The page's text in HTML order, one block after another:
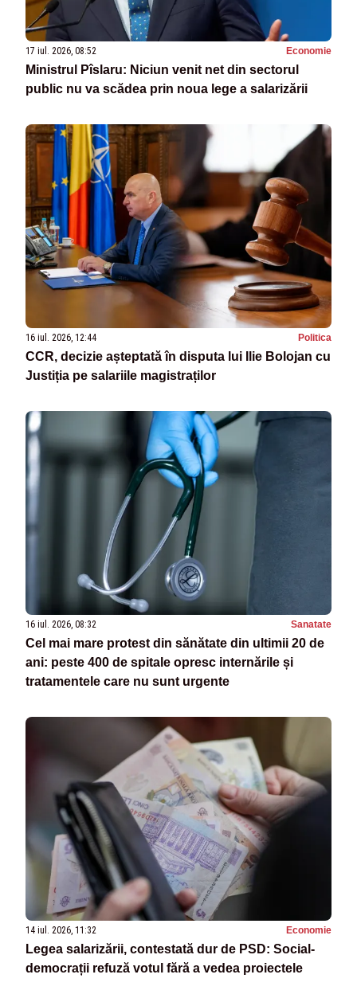
17 iul. 2026, 08:52 Economie
Ministrul Pîslaru: Niciun venit net din sectorul
public nu va scădea prin noua lege a salarizării
16 iul. 2026, 12:44 Politica
CCR, decizie așteptată în disputa lui Ilie Bolojan cu
Justiția pe salariile magistraților
16 iul. 2026, 08:32 Sanatate
Cel mai mare protest din sănătate din ultimii 20 de
ani: peste 400 de spitale opresc internările și
tratamentele care nu sunt urgente
14 iul. 2026, 11:32 Economie
Legea salarizării, contestată dur de PSD: Social-
democrații refuză votul fără a vedea proiectele